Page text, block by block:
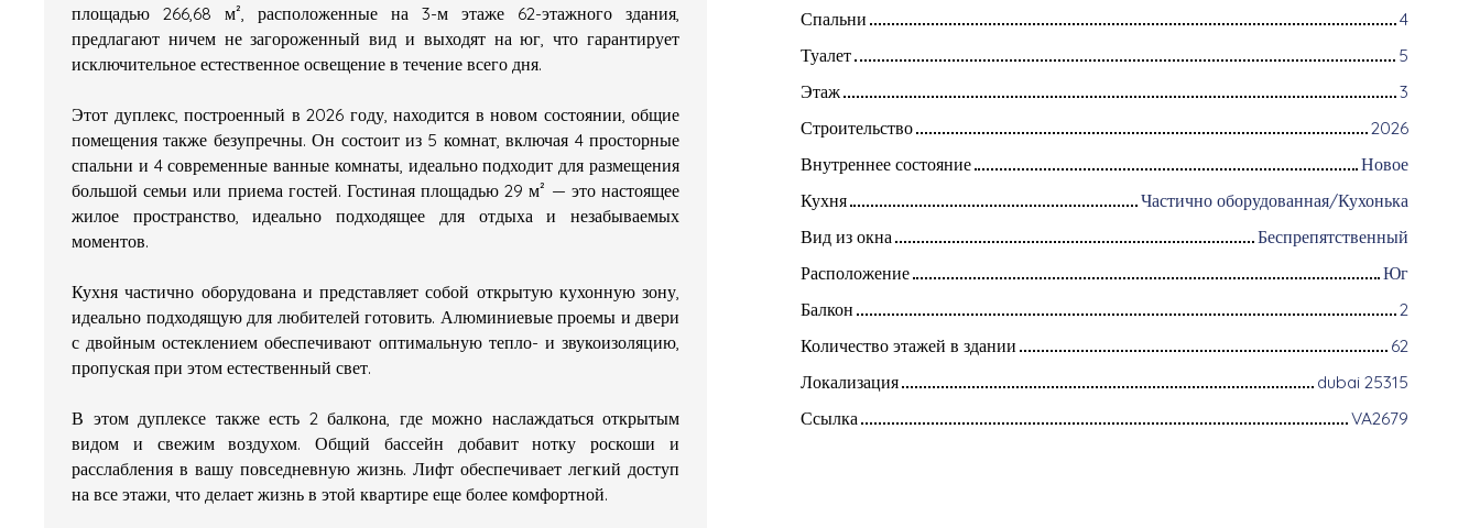
площадью 266,68 м², расположенные на 3-м этаже 62-этажного здания,
предлагают ничем не загороженный вид и выходят на юг, что гарантирует
исключительное естественное освещение в течение всего дня.
Этот дуплекс, построенный в 2026 году, находится в новом состоянии, общие
помещения также безупречны. Он состоит из 5 комнат, включая 4 просторные
спальни и 4 современные ванные комнаты, идеально подходит для размещения
большой семьи или приема гостей. Гостиная площадью 29 м² — это настоящее
жилое пространство, идеально подходящее для отдыха и незабываемых
моментов.
Кухня частично оборудована и представляет собой открытую кухонную зону,
идеально подходящую для любителей готовить. Алюминиевые проемы и двери
с двойным остеклением обеспечивают оптимальную тепло- и звукоизоляцию,
пропуская при этом естественный свет.
В этом дуплексе также есть 2 балкона, где можно наслаждаться открытым
видом и свежим воздухом. Общий бассейн добавит нотку роскоши и
расслабления в вашу повседневную жизнь. Лифт обеспечивает легкий доступ
на все этажи, что делает жизнь в этой квартире еще более комфортной.
Спальни
4
Туалет
5
Этаж
3
Строительство
2026
Внутреннее состояние
Новое
Кухня
Частично оборудованная/Кухонька
Вид из окна
Беспрепятственный
Расположение
Юг
Балкон
2
Количество этажей в здании
62
Локализация
dubai 25315
Ссылка
VA2679